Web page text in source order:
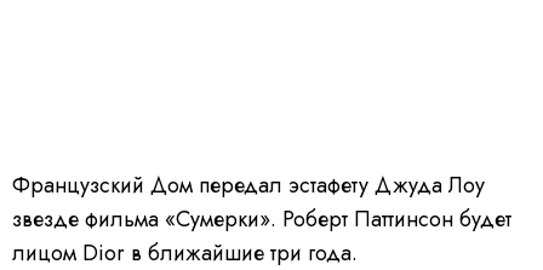
Французский Дом передал эстафету Джуда Лоу
звезде фильма «Сумерки». Роберт Паттинсон будет
лицом Dior в ближайшие три года.